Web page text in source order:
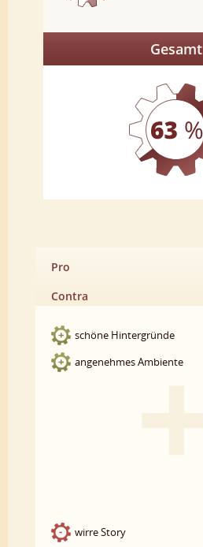
Gesamt
Pro
Contra
schöne Hintergründe
angenehmes Ambiente
wirre Story